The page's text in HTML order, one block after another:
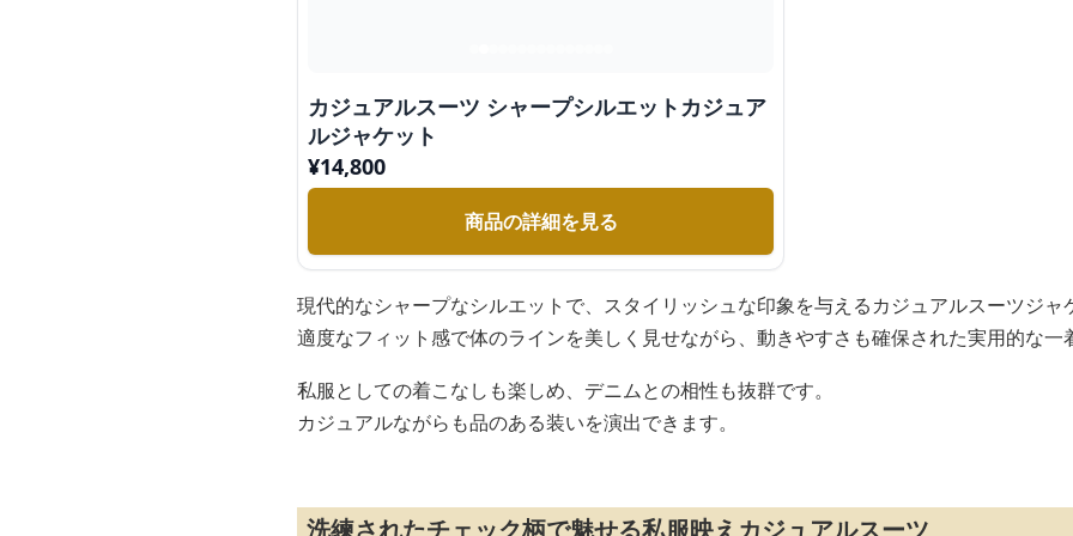
カジュアルスーツ シャープシルエットカジュア
ルジャケット
¥14,800
商品の詳細を見る
現代的なシャープなシルエットで、スタイリッシュな印象を与えるカジュアルスーツジャ
適度なフィット感で体のラインを美しく見せながら、動きやすさも確保された実用的な一
私服としての着こなしも楽しめ、デニムとの相性も抜群です。
カジュアルながらも品のある装いを演出できます。
洗練されたチェック柄で魅せる私服映えカジュアルスーツ